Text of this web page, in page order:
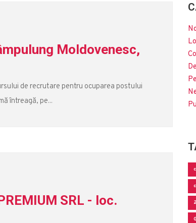
Moldovenesc,
de recrutare pentru ocuparea postului
întreagă, pe...
SRL - loc.